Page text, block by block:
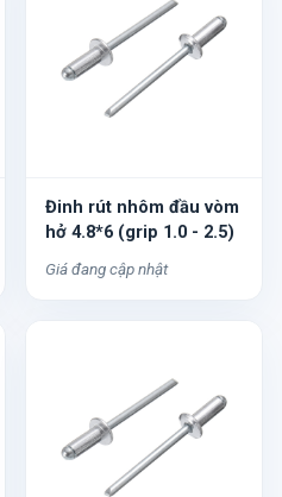
Đinh rút nhôm đầu vòm
hở 4.8*6 (grip 1.0 - 2.5)
Giá đang cập nhật